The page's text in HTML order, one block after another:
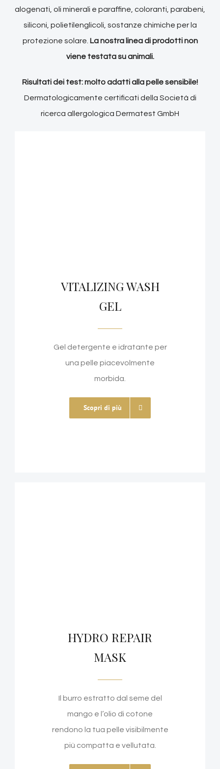
alogenati, oli minerali e paraffine, coloranti, parabeni,
siliconi, polietilenglicoli, sostanze chimiche per la
protezione solare. La nostra linea di prodotti non
viene testata su animali.
Risultati dei test: molto adatti alla pelle sensibile!
Dermatologicamente certificati della Società di
ricerca allergologica Dermatest GmbH
VITALIZING WASH
GEL
Gel detergente e idratante per
una pelle piacevolmente
morbida.
Scopri di più
HYDRO REPAIR
MASK
Il burro estratto dal seme del
mango e l’olio di cotone
rendono la tua pelle visibilmente
più compatta e vellutata.